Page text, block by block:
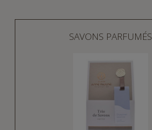
SAVONS PARFUMÉS